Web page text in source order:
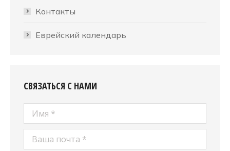
Контакты
Еврейский календарь
СВЯЗАТЬСЯ С НАМИ
Имя *
Ваша почта *